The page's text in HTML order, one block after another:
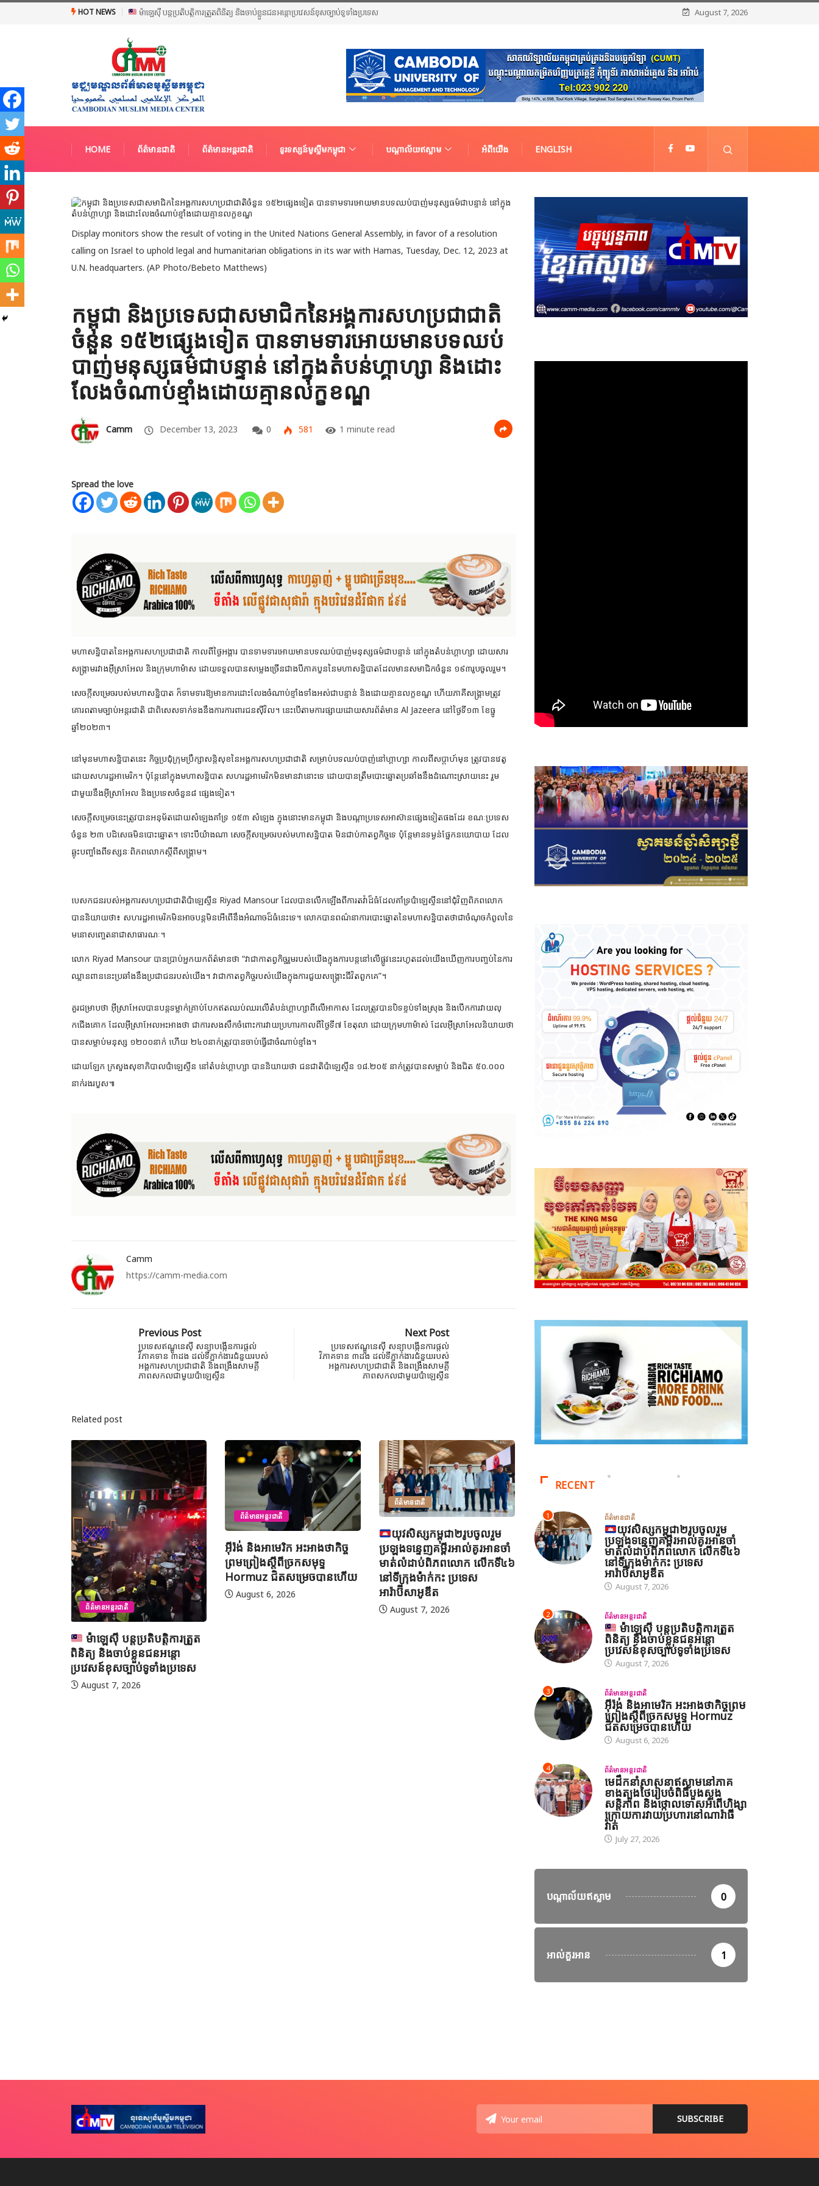
HOT NEWS ម៉ាឡេស៊ី បន្តប្រតិបត្តិការត្រួតពិនិត្យ និងចាប់ខ្លួនជនអន្តោប្រវេសន៍ខុសច្បាប់ទូទាំងប្រទេស August 7, 2026
HOME ព័ត៌មានជាតិ ព័ត៌មានអន្តរជាតិ ទូរទស្សន៍មូស្លីមកម្ពុជា បណ្តាល័យឥស្លាម អំពីយើង ENGLISH
Display monitors show the result of voting in the United Nations General Assembly, in favor of a resolution
calling on Israel to uphold legal and humanitarian obligations in its war with Hamas, Tuesday, Dec. 12, 2023 at
U.N. headquarters. (AP Photo/Bebeto Matthews)
កម្ពុជា និងប្រទេសជាសមាជិកនៃអង្គការសហប្រជាជាតិ
ចំនួន ១៥២ផ្សេងទៀត បានទាមទារអោយ​មានបទឈប់
បាញ់មនុស្សធម៌ជាបន្ទាន់ នៅ​ក្នុង​តំបន់ហ្គាហ្សា និងដោះ
លែងចំណាប់ខ្មាំង​ដោយគ្មាន​លក្ខខណ្ឌ
Camm December 13, 2023 0 581 1 minute read
Spread the love
មហាសន្និបាតនៃអង្គការសហប្រជាជាតិ កាលពីថ្ងៃអង្គារ បានទាមទារអោយមានបទឈប់បាញ់​មនុស្ស​ធម៌ជាបន្ទាន់ នៅក្នុងតំបន់ហ្គាហ្សា ដោយសារ
សង្គ្រាមរវាងអ៊ីស្រាអែល និងក្រុមហាម៉ាស ដោយទទួលបានសម្លេងច្រើនជាងបីភាគបួន​នៃមហាសន្និបាតដែល​មាន​ស​មា​ជិកចំនួន ១៩៣រូបចូលរួម។
សេចក្តីសម្រេចរបស់មហាសន្និ​បាត ក៏​ទាមទារឱ្យមាន​ការដោះលែងចំណាប់ខ្មាំងទាំងអស់ជាបន្ទាន់ និងដោយគ្មានលក្ខខណ្ឌ ហើយ​ភាគី​សង្រ្គាមត្រូវ
គោរព​តាម​ច្បាប់អន្តរជាតិ ជាពិសេសទាក់​ទងនឹង​ការ​ការពារជនស៊ីវិល។ នេះបើតាមការផ្សាយដោយសារព័ត៌មាន Al Jazeera នៅថ្ងៃទី១៣ ខែធ្នូ
ឆ្នាំ២០២៣។
នៅមុនមហាសន្និបាតនេះ កិច្ចប្រជុំក្រុមប្រឹក្សាសន្តិសុខនៃ​អង្គការសហ​ប្រជា​ជាតិ សម្រាប់​បទឈប់​បាញ់នៅហ្គាហ្សា កាលពីសប្តាហ៍មុន ត្រូវបានវេតូ
ដោយ​សហ​រដ្ឋអាមេរិក។ ប៉ុន្តែនៅក្នុងមហា​សន្និ​បាត សហរដ្ឋអាមេរិកមិនមានវានោះទេ ដោយបាន​ត្រឹម​បោះ​ឆ្នោត​ប្រឆាំងនឹង​ដំណោះស្រាយ​នេះ រួម
ជាមួយនឹង​អ៊ីស្រា​អែល និងប្រទេសចំនួន៨ ផ្សេង​ទៀត។
សេចក្តីសម្រេចនេះ​ត្រូវ​បាន​អនុម័ត​ដោយ​សំឡេង​គាំទ្រ ១៥៣ សំឡេង ក្នុងនោះមានកម្ពុជា និង​បណ្តាប្រទេសអាស៊ានផ្សេងទៀតផងដែរ ខណៈ​ប្រទេស​
ចំនួន ២៣ បដិ​សេធ​មិនបោះឆ្នោត។ ទោះ​បីយ៉ាង​ណា សេចក្តីសម្រេចរបស់មហាសន្និបាត មិនជាប់កាតព្វកិច្ច​ទេ ប៉ុន្តែមានទម្ងន់ផ្នែក​ន​យោ​បាយ ដែល
ឆ្លុះ​បញ្ចាំងពី​ទស្សនៈពិភពលោកស្តីពីសង្រ្គាម។
បេសកជនរបស់អង្គការសហប្រជាជាតិប៉ាឡេស្ទីន Riyad Mansour ដែលបានលើកឡើង​ពីការតវ៉ា​ដ៏ធំដែលគាំទ្រប៉ាឡេស្ទីននៅជុំវិញពិភពលោក
បាននិយាយថា៖ សហរដ្ឋអាមេរិកមិនអាចបន្តមិន​អើ​ពើនឹងអំណាចដ៏ធំនេះទេ។ លោក​បាន​ពណ៌នា​ការ​បោះឆ្នោតនៃមហាសន្និបាត​ថា​ជា​ចំណុច​កំពូល​នៃ​
មនោសញ្ចេតនា​ជាសាធារណៈ។
លោក Riyad Mansour បានប្រាប់អ្នកយកព័ត៌មានថា “វាជាកាតព្វកិច្ចរួមរបស់យើងក្នុងការបន្ត​នៅ​លើផ្លូវនេះ​រហូត​ដល់យើងឃើញការបញ្ចប់នៃការ
ឈ្លានពាននេះប្រឆាំងនឹងប្រជាជនរបស់យើង។ វា​ជាកាតព្វកិច្ចរបស់យើង​ក្នុង​ការជួយសង្គ្រោះ​ជីវិតពួកគេ”។
គួរជម្រាបថា អ៊ីស្រាអែលបានបន្តទម្លាក់គ្រាប់បែកឥតឈប់ឈរលើតំបន់ហ្គាហ្សាពីលើអាកាស ដែ​លត្រូវបានបិទខ្ទប់ទាំងស្រុង និងបើក​ការ​វាយលុ
កជើងគោក ដែលអ៊ីស្រាអែលអះអាងថា ជាការ​សងសឹកចំពោះការវាយប្រហារកាលពីថ្ងៃទី៧ ខែតុលា ដោយក្រុមហា​ម៉ាស់ ដែលអ៊ីស្រាអែល​និយាយ​ថា
បានសម្លាប់មនុស្ស ១២០០នាក់ ហើយ ២៤០នាក់ត្រូវ​បានចាប់​ធ្វើជាចំណាប់ខ្មាំង។
ដោយឡែក ក្រសួង​សុខាភិបាលប៉ាឡេស្ទីន នៅតំបន់​ហ្គាហ្សា បាននិយាយ​ថា ជនជាតិ​ប៉ាឡេស្ទីន ១៨.២០៥ នាក់​ត្រូវ​បាន​សម្លាប់ និង​ជិត ៥០.០០០​
នាក់​រង​របួស៕
Camm
https://camm-media.com
Previous Post
ប្រទេសឥណ្ឌូនេស៊ី សន្យាបង្កើនការផ្តល់
វិភាគទាន​​ ៣ដង ដល់ទីភ្នាក់ងារជំនួយរបស់
អង្គការ​សហ​ប្រជាជាតិ និងពង្រឹងសាមគ្គី
ភាពសកលជាមួយប៉ាឡេស្ទីន
Next Post
ប្រទេសឥណ្ឌូនេស៊ី សន្យាបង្កើនការផ្តល់
វិភាគទាន​​ ៣ដង ដល់ទីភ្នាក់ងារជំនួយរបស់
អង្គការសហប្រជាជាតិ និងពង្រឹងសាមគ្គី
ភាពសកលជាមួយប៉ាឡេស្ទីន
Related post
ព័ត៌មានអន្តរជាតិ
អ៊ីរ៉ង់ និងអាមេរិក អះអាងថាកិច្ច
ព្រមព្រៀងស្តីពីច្រកសមុទ្ទ
Hormuz ជិតសម្រេចបានហើយ
August 6, 2026
ព័ត៌មានជាតិ
យុវសិស្សកម្ពុជា២រូបចូលរួម
ប្រឡងទន្ទេញគម្ពីរអាល់គូរអានចាំ
មាត់លំដាប់ពិភពលោក លើកទី៤៦
នៅទីក្រុងម៉ាក់កះ ប្រទេស
អារ៉ាប៊ីសាអូឌីត
ព័ត៌មានអន្តរជាតិ
ព័ត៌មានអន្តរជាតិ
អ៊ីរ៉ង់ និងអាមេរិក អះអាងថាកិច្ច
ព្រមព្រៀងស្តីពីច្រកសមុទ្ទ
Hormuz ជិតសម្រេចបានហើយ
RECENT
1 ព័ត៌មានជាតិ
យុវសិស្សកម្ពុជា២រូបចូលរួម
ប្រឡងទន្ទេញគម្ពីរអាល់គូរអានចាំ
មាត់លំដាប់ពិភពលោក លើកទី៤៦
នៅទីក្រុងម៉ាក់កះ ប្រទេស
អារ៉ាប៊ីសាអូឌីត
August 7, 2026
2 ព័ត៌មានអន្តរជាតិ
ម៉ាឡេស៊ី បន្តប្រតិបត្តិការត្រួត
ពិនិត្យ និងចាប់ខ្លួនជនអន្តោ
ប្រវេសន៍ខុសច្បាប់ទូទាំងប្រទេស
August 7, 2026
3 ព័ត៌មានអន្តរជាតិ
អ៊ីរ៉ង់ និងអាមេរិក អះអាងថាកិច្ចព្រម
ព្រៀងស្តីពីច្រកសមុទ្ទ Hormuz
ជិតសម្រេចបានហើយ
August 6, 2026
4 ព័ត៌មានអន្តរជាតិ
មេដឹកនាំសាសនាឥស្លាមនៅភាគ
ខាងត្បូងថៃរៀបចំពិធីបួងសួង
សន្តិភាព និងថ្កោលទោសអំពើហិង្សា
ក្រោយការវាយប្រហារនៅណារ៉ាធី
វ៉ាត់
July 27, 2026
បណ្តាល័យឥស្លាម 0
អាល់គួរអាន 1